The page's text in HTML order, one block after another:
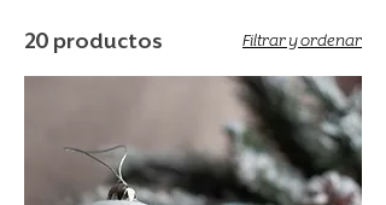
20 productos Filtrar y ordenar